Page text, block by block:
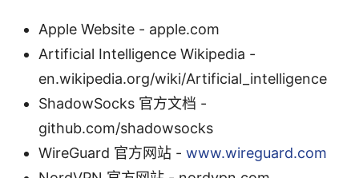
Apple Website - apple.com
Artificial Intelligence Wikipedia -
en.wikipedia.org/wiki/Artificial_intelligence
ShadowSocks 官方文档 -
github.com/shadowsocks
WireGuard 官方网站 - www.wireguard.com